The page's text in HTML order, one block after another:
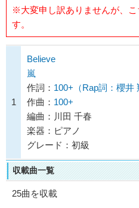
※大変申し訳ありませんが、
す。
1
Believe
嵐
作詞： 100+（Rap詞：櫻井
作曲： 100+
編曲：川田 千春
楽器：ピアノ
グレード：初級
収載曲一覧
25曲を収載